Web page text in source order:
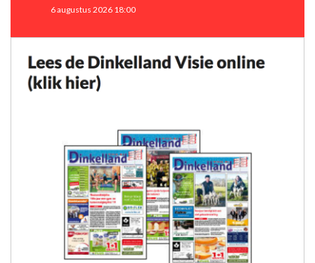
6 augustus 2026 18:00